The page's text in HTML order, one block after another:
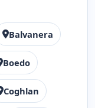
Balvanera
Boedo
Coghlan